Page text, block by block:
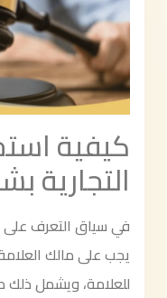
كيفية
التجارية
في سياق التعرف على
يجب على مالك العلامة
للعلامة، ويشمل ذلك